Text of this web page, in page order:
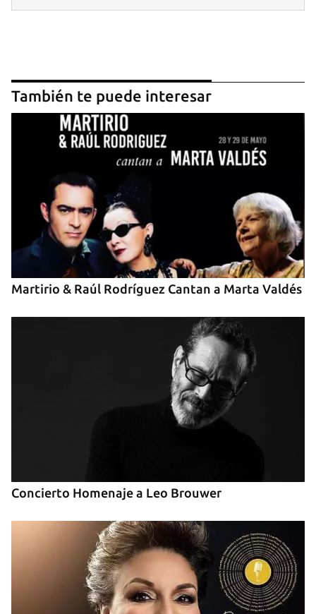
Guardar como favorito
Para poder guardar como favorito, primero has de
iniciar sesión con tu cuenta de 14ymedio.
INICIAR SESIÓN CANCELAR
También te puede interesar
Martirio & Raúl Rodríguez Cantan a Marta Valdés
Concierto Homenaje a Leo Brouwer